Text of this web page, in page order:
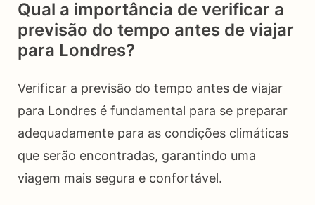
Qual a importância de verificar a
previsão do tempo antes de viajar
para Londres?
Verificar a previsão do tempo antes de viajar
para Londres é fundamental para se preparar
adequadamente para as condições climáticas
que serão encontradas, garantindo uma
viagem mais segura e confortável.